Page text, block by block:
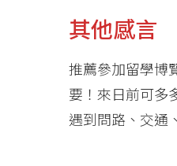
其他感言
推薦參加留學博
要！來日前可多
遇到問路、交通